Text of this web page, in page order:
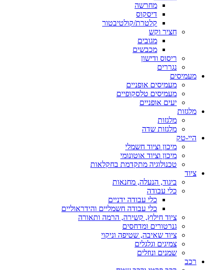
מחרשה
דיסקוס
קלטרת/קולטיבטור
חציר וקש
מגובים
מכבשים
ריסוס ודישון
נגררים
מעמיסים
מעמיסים אופניים
מעמיסים טלסקופיים
יעים אופניים
מלגזות
מלגזות
מלגזות שדה
היי-טק
מיכון וציוד חשמלי
מיכון וציוד אוטונומי
טכנולוגיה מתקדמת בחקלאות
ציוד
ביגוד, הנעלה, מחנאות
כלי עבודה
כלי עבודה ידניים
כלי עבודה חשמליים והידראוליים
ציוד חילוץ, קשירה, הרמה ותאורה
גנרטורים ומדחסים
ציוד שאיבה, שטיפה וניקוי
צמיגים וגלגלים
שמנים ונוזלים
רכב